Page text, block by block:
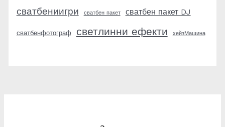
сватбениигри сватбен пакет сватбен пакет DJ
сватбенфотограф светлинни ефекти хейзМашина